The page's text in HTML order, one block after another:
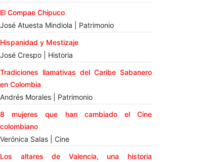
El Compae Chipuco
José Atuesta Mindiola | Patrimonio
Hispanidad y Mestizaje
José Crespo | Historia
Tradiciones llamativas del Caribe Sabanero
en Colombia
Andrés Morales | Patrimonio
8 mujeres que han cambiado el Cine
colombiano
Verónica Salas | Cine
Los altares de Valencia, una historia